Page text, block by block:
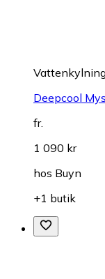
Deepcool
fr.
1 090 kr
hos Buyn
+1 butik